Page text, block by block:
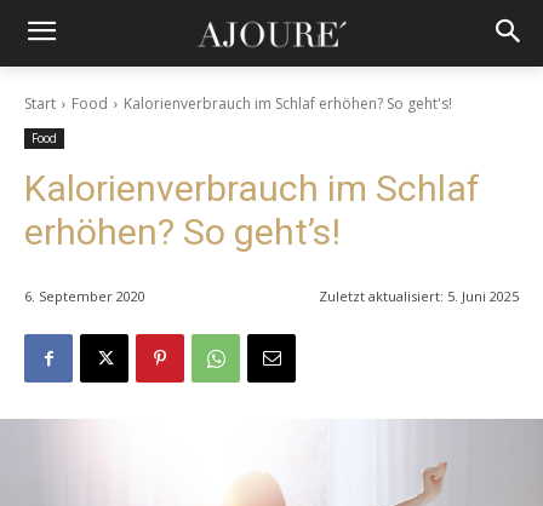
Start Food Kalorienverbrauch im Schlaf erhöhen? So geht's!
Food
Kalorienverbrauch im Schlaf
erhöhen? So geht’s!
6. September 2020 Zuletzt aktualisiert: 5. Juni 2025